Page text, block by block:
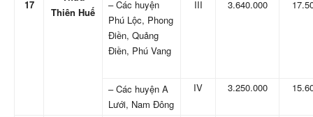
17
Thiên Huế
– Các huyện
Phú Lộc, Phong
Điền, Quảng
Điền, Phú Vang
III 3.640.000
– Các huyện A
Lưới, Nam Đông
IV 3.250.000